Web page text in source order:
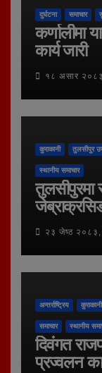
दुर्घटना समाचार
कर्णालीमा
कार्य जारी
१८ असार
कुराकानी तुलसीपुर
स्थानीय समाचार
तुलसीपुरमा
२३ जेष्ठ २०८३,
अन्तर्राष्ट्रिय कुराकानी
समाचार स्थानीय
दिवंगत
प्रज्वलन